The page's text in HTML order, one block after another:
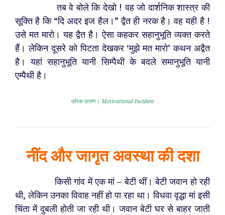
तब वे बोले कि देखो ! वह जो दार्शनिक शास्त्र की
सूक्ति है कि “दि अदर इज हैल।” द्वैत ही नरक है। वह यही है !
उसे मत मारो। यह द्वैत है। ऐसा कहकर सहानुभूति व्यक्त करते
हैं। लेकिन दूसरे को पिटता देखकर ‘मुझे मत मारो’ कथन अद्वैत
है। यहां सहानुभूति यानी सिम्पैथी के बदले समानुभूति यानी
एम्पैथी है।
प्रेरक प्रसंग | Motivational Incident
नींद और जागृत अवस्था की दशा
किसी गांव में एक मां – बेटी थीं। बेटी जवान हो रही
थी, लेकिन उनका विवाह नहीं हो पा रहा था। विधवा वृद्धा मां इसी
चिंता में दुबली होती जा रही थी। जवान बेटी घर से बाहर जाती